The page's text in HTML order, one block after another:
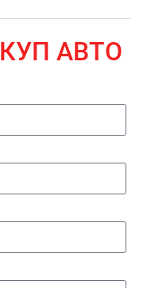
АВТО